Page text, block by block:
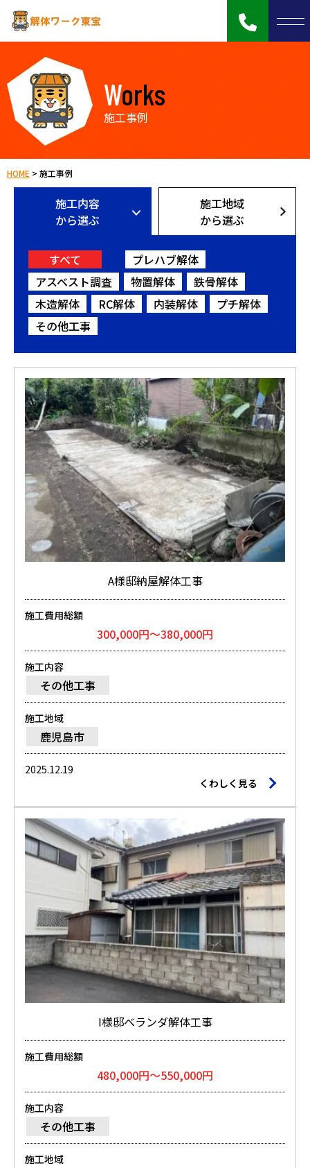
Works
施工事例
HOME > 施工事例
施工内容
から選ぶ
施工地域
から選ぶ
すべて
プレハブ解体
アスベスト調査
物置解体
鉄骨解体
木造解体
RC解体 内装解体
プチ解体
その他工事
A様邸納屋解体工事
施工費用総額
300,000円～380,000円
施工内容
その他工事
施工地域
鹿児島市
2025.12.19
くわしく見る
I様邸ベランダ解体工事
施工費用総額
480,000円～550,000円
施工内容
その他工事
施工地域